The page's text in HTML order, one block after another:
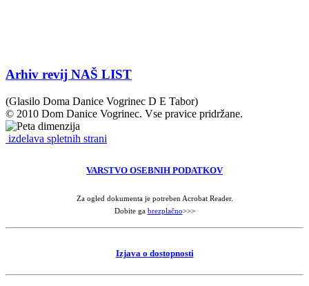
Arhiv revij NAŠ LIST
(Glasilo Doma Danice Vogrinec D E Tabor)
© 2010 Dom Danice Vogrinec. Vse pravice pridržane.
izdelava spletnih strani
VARSTVO OSEBNIH PODATKOV
Za ogled dokumenta je potreben Acrobat Reader.
Dobite ga brezplačno>>>
Izjava o dostopnosti